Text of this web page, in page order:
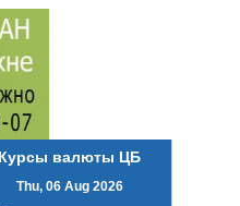
Курсы валюты ЦБ
Thu, 06 Aug 2026